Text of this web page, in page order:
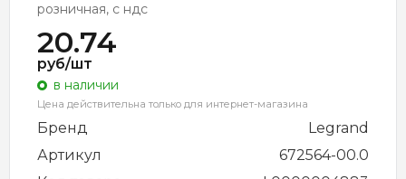
розничная, с ндс
20.74
руб/шт
в наличии
Цена действительна только для интернет-магазина
Бренд
Legrand
Артикул
672564-00.0